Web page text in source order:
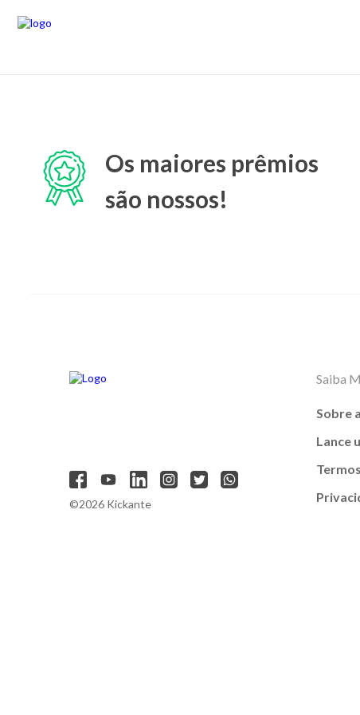
Os maiores prêmios
são nossos!
©2026 Kickante
Saiba
Sobre
Lance